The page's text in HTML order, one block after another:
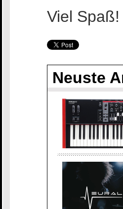
Viel Spaß!
Neuste